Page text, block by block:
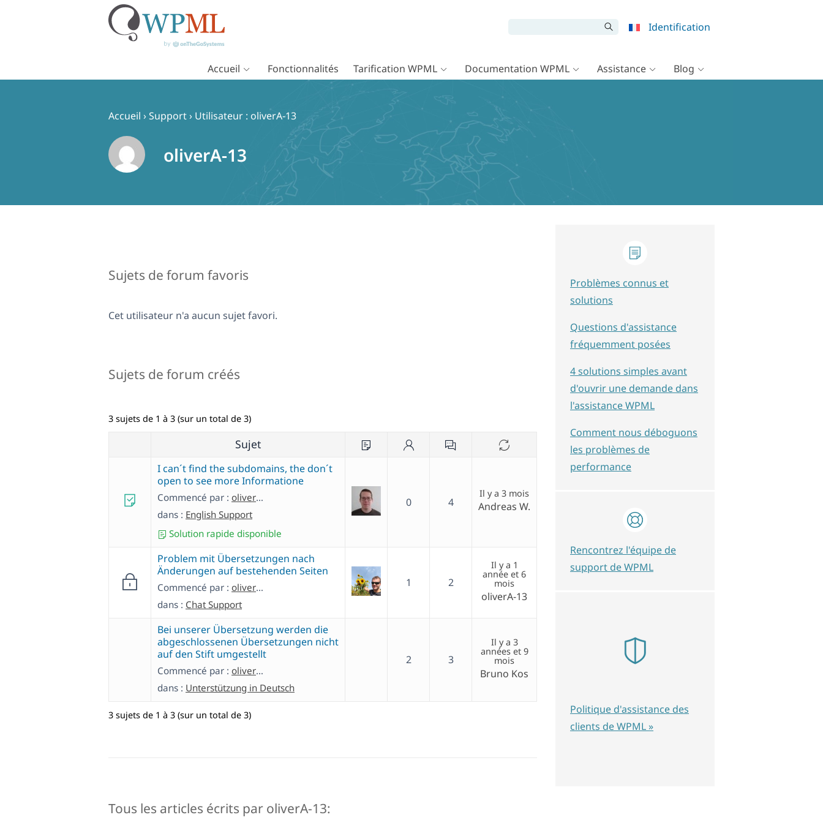
Identification
Accueil Fonctionnalités Tarification WPML Documentation WPML Assistance Blog
Accueil ›Support› Utilisateur : oliverA-13
oliverA-13
Sujets de forum favoris
Cet utilisateur n'a aucun sujet favori.
Sujets de forum créés
3 sujets de 1 à 3 (sur un total de 3)
Sujet
I can´t find the subdomains, the don´t
open to see more Informatione
Commencé par : oliverA-13
dans : English Support
Solution rapide disponible
0 4
Il y a 3 mois
Andreas W.
Problem mit Übersetzungen nach
Änderungen auf bestehenden Seiten
Commencé par : oliverA-13
dans : Chat Support
1 2
Il y a 1
année et 6
mois
oliverA-13
Bei unserer Übersetzung werden die
abgeschlossenen Übersetzungen nicht
auf den Stift umgestellt
Commencé par : oliverA-13
dans : Unterstützung in Deutsch
2 3
Il y a 3
années et 9
mois
Bruno Kos
3 sujets de 1 à 3 (sur un total de 3)
Tous les articles écrits par oliverA-13:
Problèmes connus et
solutions
Questions d'assistance
fréquemment posées
4 solutions simples avant
d'ouvrir une demande dans
l'assistance WPML
Comment nous déboguons
les problèmes de
performance
Rencontrez l'équipe de
support de WPML
Politique d'assistance des
clients de WPML »